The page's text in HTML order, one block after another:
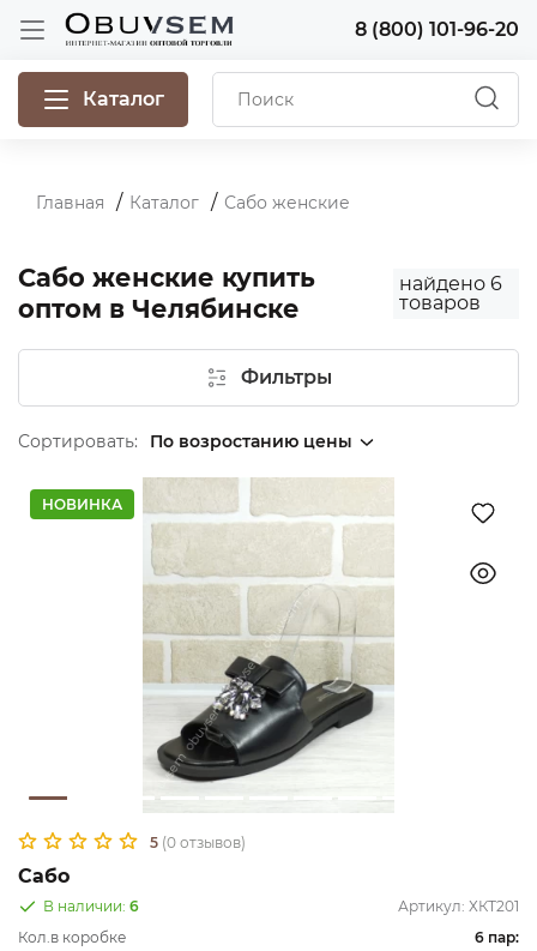
8 (800) 101-96-20
Каталог
Главная Каталог Сабо женские
Сабо женские купить
оптом в Челябинске
найдено6
товаров
Фильтры
Сортировать:
НОВИНКА
5 (0 отзывов)
Сабо
В наличии: 6 Артикул: ХКТ201
Кол.в коробке
6 пар: